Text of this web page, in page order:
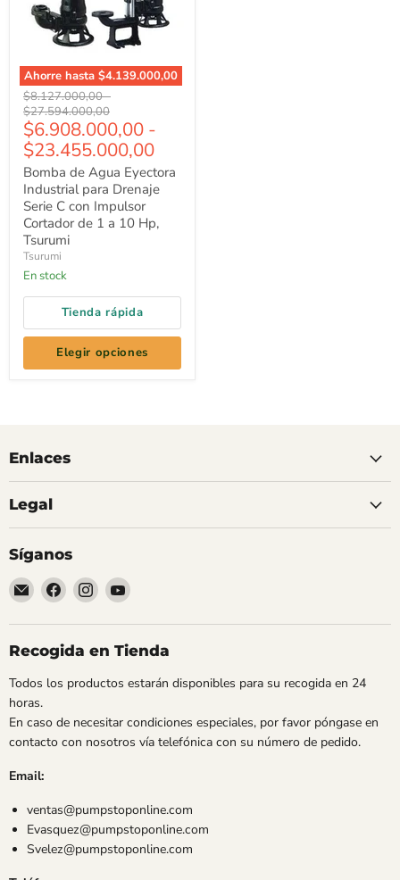
Ahorre hasta $4.139.000,00
Bomba
de
Agua
Eyectora
Industrial
para
Drenaje
Serie
C
con
Impulsor
Cortador
de
1
Tsurumi
Precio
original
$8.127.000,00-Precio
$27.594.000,00
$6.908.000,00 -
$23.455.000,00
Bomba de Agua Eyectora
Industrial para Drenaje
Serie C con Impulsor
Cortador de 1 a 10 Hp,
Tsurumi
Tsurumi
En stock
Tienda rápida
Elegir opciones
Enlaces
Legal
Síganos
Encuéntrenos
en
Correo
electrónico
Encuéntrenos
en
Facebook
Encuéntrenos
en
Instagram
Encuéntrenos
YouTube
Recogida en Tienda
Todos los productos estarán disponibles para su recogida en 24
horas.
En caso de necesitar condiciones especiales, por favor póngase en
contacto con nosotros vía telefónica con su número de pedido.
Email:
ventas@pumpstoponline.com
Evasquez@pumpstoponline.com
Svelez@pumpstoponline.com